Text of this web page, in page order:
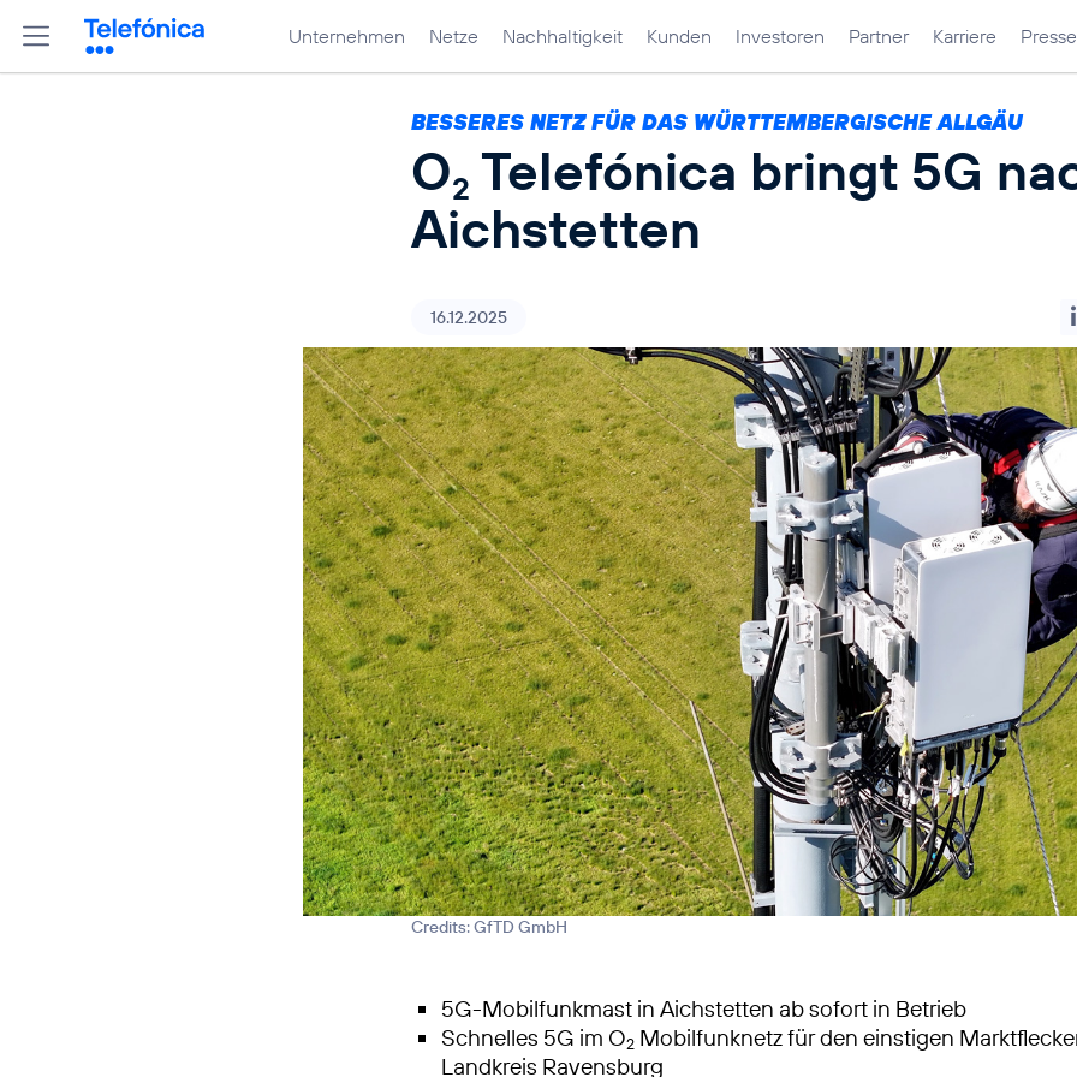
Unternehmen Netze Nachhaltigkeit Kunden Investoren Partner Karriere Presse
BESSERES NETZ FÜR DAS WÜRTTEMBERGISCHE ALLGÄU
O2 Telefónica bringt 5G
Aichstetten
16.12.2025
Credits: GfTD GmbH
5G-Mobilfunkmast in Aichstetten ab sofort in Betrieb
Schnelles 5G im O2 Mobilfunknetz für den einstigen
Landkreis Ravensburg